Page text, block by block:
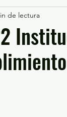
de lectura